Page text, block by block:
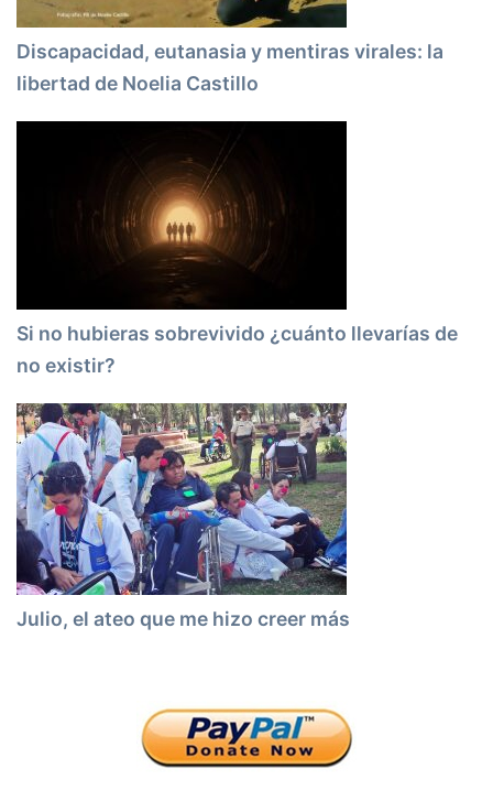
Discapacidad, eutanasia y mentiras virales: la
libertad de Noelia Castillo
Si no hubieras sobrevivido ¿cuánto llevarías de
no existir?
Julio, el ateo que me hizo creer más